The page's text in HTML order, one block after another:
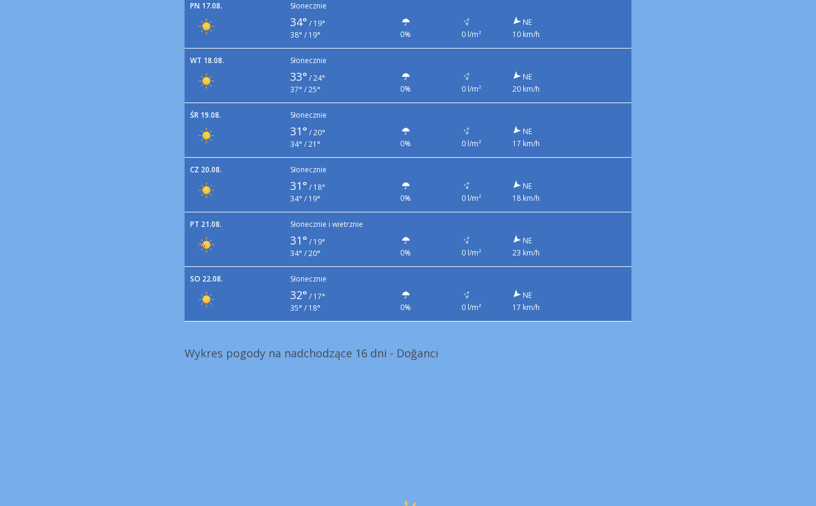
PN 17.08. Słonecznie
34° / 19°
38° / 19°
0% 0 l/m²
NE
10 km/h
WT 18.08. Słonecznie
33° /24°
37° / 25°
0% 0 l/m²
NE
20 km/h
ŚR 19.08. Słonecznie
31° /20°
34° / 21°
0% 0 l/m²
NE
17 km/h
CZ 20.08. Słonecznie
31° / 18°
34° / 19°
0% 0 l/m²
NE
18 km/h
PT 21.08. Słonecznie i wietrznie
31° / 19°
34° / 20°
0% 0 l/m²
NE
23 km/h
SO 22.08. Słonecznie
32° / 17°
35° / 18°
0% 0 l/m²
NE
17 km/h
Wykres pogody na nadchodzące 16 dni - Doğancı